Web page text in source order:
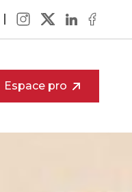
Espace pro